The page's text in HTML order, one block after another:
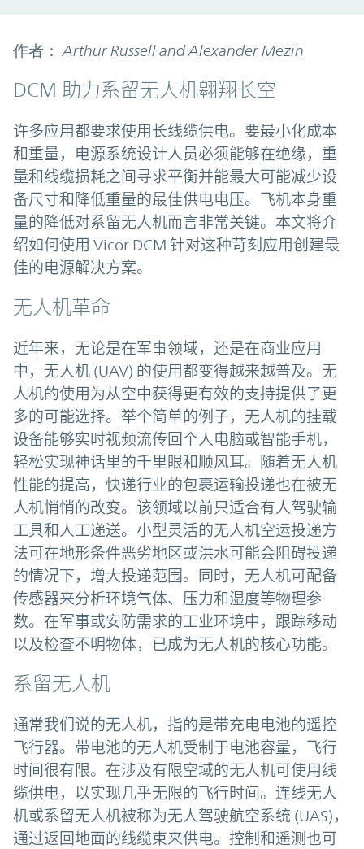
作者： Arthur Russell and Alexander Mezin
DCM 助力系留无人机翱翔长空
许多应用都要求使用长线缆供电。要最小化成本
和重量，电源系统设计人员必须能够在绝缘，重
量和线缆损耗之间寻求平衡并能最大可能减少设
备尺寸和降低重量的最佳供电电压。飞机本身重
量的降低对系留无人机而言非常关键。本文将介
绍如何使用 Vicor DCM 针对这种苛刻应用创建最
佳的电源解决方案。
无人机革命
近年来，无论是在军事领域，还是在商业应用
中，无人机 (UAV) 的使用都变得越来越普及。无
人机的使用为从空中获得更有效的支持提供了更
多的可能选择。举个简单的例子，无人机的挂载
设备能够实时视频流传回个人电脑或智能手机，
轻松实现神话里的千里眼和顺风耳。随着无人机
性能的提高，快递行业的包裹运输投递也在被无
人机悄悄的改变。该领域以前只适合有人驾驶输
工具和人工递送。小型灵活的无人机空运投递方
法可在地形条件恶劣地区或洪水可能会阻碍投递
的情况下，增大投递范围。同时，无人机可配备
传感器来分析环境气体、压力和湿度等物理参
数。在军事或安防需求的工业环境中，跟踪移动
以及检查不明物体，已成为无人机的核心功能。
系留无人机
通常我们说的无人机，指的是带充电电池的遥控
飞行器。带电池的无人机受制于电池容量，飞行
时间很有限。在涉及有限空域的无人机可使用线
缆供电，以实现几乎无限的飞行时间。连线无人
机或系留无人机被称为无人驾驶航空系统 (UAS)，
通过返回地面的线缆束来供电。控制和遥测也可